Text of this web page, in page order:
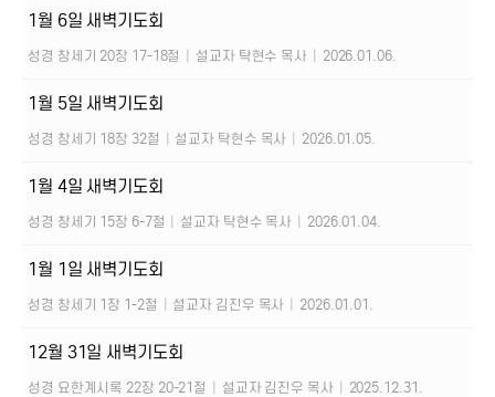
1월 6일 새벽기도회
성경 창세기 20장 17-18절 설교자 탁현수 목사 2026.01.06.
1월 5일 새벽기도회
성경 창세기 18장 32절 설교자 탁현수 목사 2026.01.05.
1월 4일 새벽기도회
성경 창세기 15장 6-7절 설교자 탁현수 목사 2026.01.04.
1월 1일 새벽기도회
성경 창세기 1장 1-2절 설교자 김진우 목사 2026.01.01.
12월 31일 새벽기도회
성경 요한계시록 22장 20-21절 설교자 김진우 목사 2025.12.31.